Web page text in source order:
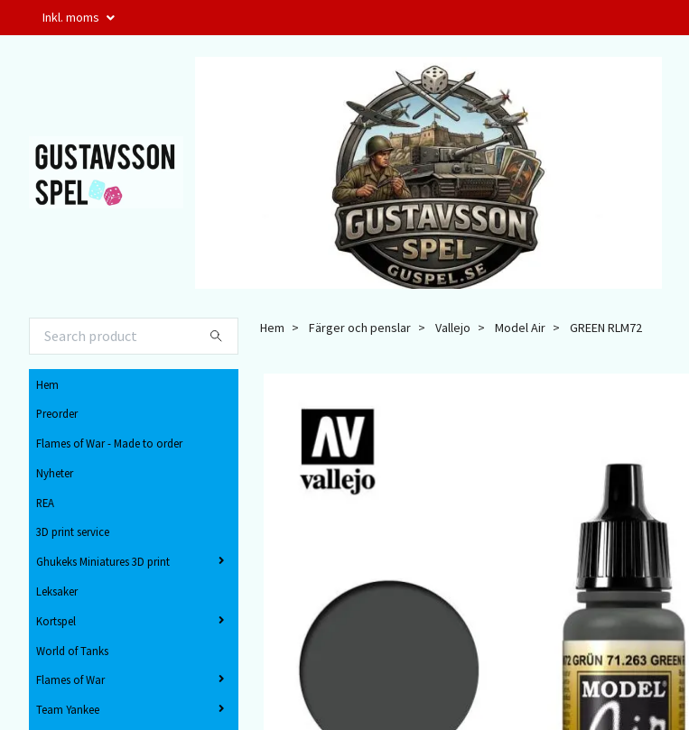
Inkl. moms
Hem
Preorder
Flames of War - Made to order
Nyheter
REA
3D print service
Ghukeks Miniatures 3D print
Leksaker
Kortspel
World of Tanks
Flames of War
Team Yankee
Hem Färger och penslar Vallejo Model Air GREEN RLM72